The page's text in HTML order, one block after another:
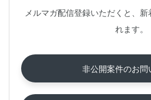
メルマガ配信登録いただくと、
れます。
非公開案件のお問